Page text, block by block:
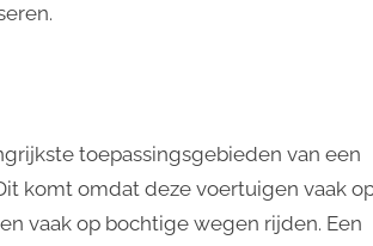
toepassingsgebieden van een
komt omdat deze voertuigen vaak
vaak op bochtige wegen rijden. Een